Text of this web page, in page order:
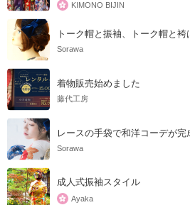
KIMONO BIJIN
トーク帽と振袖、トーク帽と袴
Sorawa
着物販売始めました
藤代工房
レースの手袋で和洋コーデが
Sorawa
成人式振袖スタイル
Ayaka